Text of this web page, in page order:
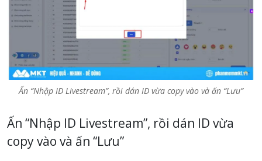
Ấn “Nhập ID Livestream”, rồi dán ID vừa copy vào và ấn “Lưu”
Ấn “Nhập ID Livestream”, rồi dán ID vừa
copy vào và ấn “Lưu”